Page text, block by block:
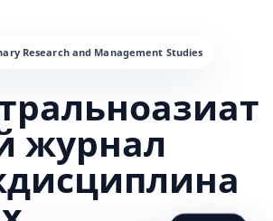
журнал